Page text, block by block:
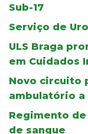
Sub-17
Serviço de
ULS Braga
em Cuidados
Novo circuito
ambulatório
Regimento de
de sangue